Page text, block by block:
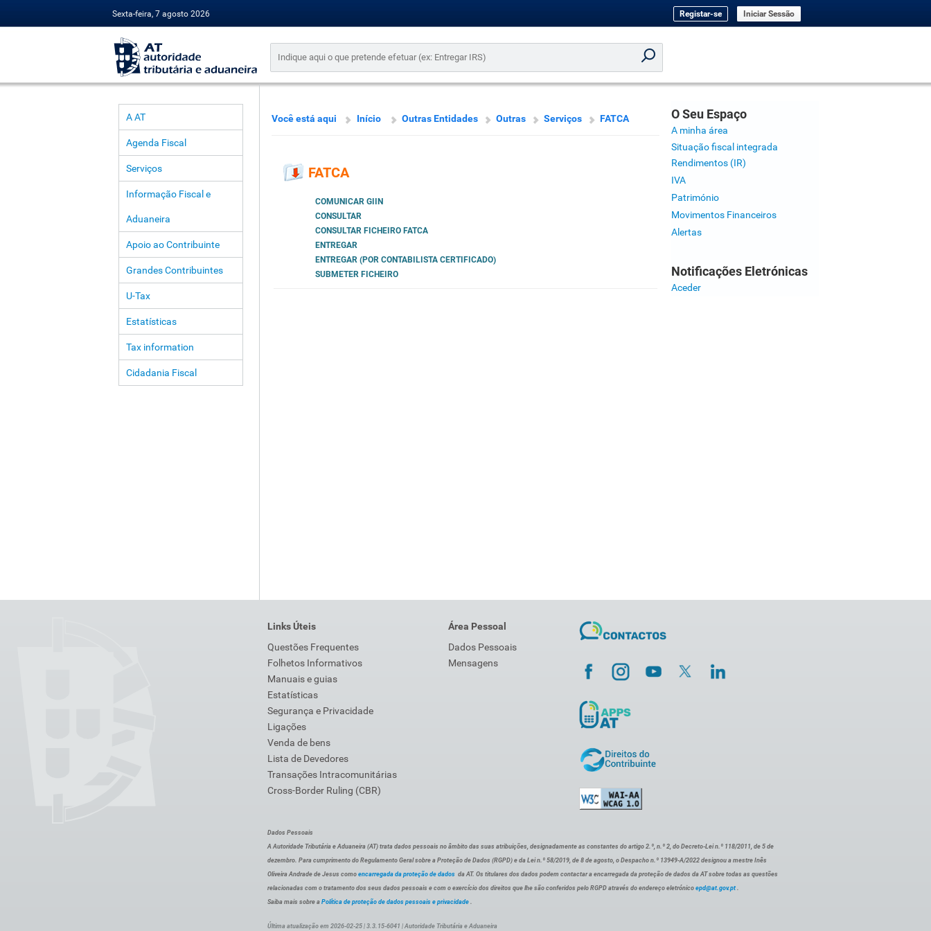
Sexta-feira, 7 agosto 2026 Registar-se Iniciar Sessão
A AT
Agenda Fiscal
Serviços
Informação Fiscal e
Aduaneira
Apoio ao Contribuinte
Grandes Contribuintes
U-Tax
Estatísticas
Tax information
Cidadania Fiscal
Você está aqui Início Outras Entidades Outras Serviços FATCA
FATCA
COMUNICAR GIIN
CONSULTAR
CONSULTAR FICHEIRO FATCA
ENTREGAR
ENTREGAR (POR CONTABILISTA CERTIFICADO)
SUBMETER FICHEIRO
O Seu Espaço
A minha área
Situação fiscal integrada
Rendimentos (IR)
IVA
Património
Movimentos Financeiros
Alertas
Notificações Eletrónicas
Aceder
Links Úteis
Questões Frequentes
Folhetos Informativos
Manuais e guias
Estatísticas
Segurança e Privacidade
Ligações
Venda de bens
Lista de Devedores
Transações Intracomunitárias
Cross-Border Ruling (CBR)
Área Pessoal
Dados Pessoais
Mensagens
Dados Pessoais
A Autoridade Tributária e Aduaneira (AT) trata dados pessoais no âmbito das suas atribuições, designadamente as constantes do artigo 2.º, n.º 2, do Decreto-Lei n.º 118/2011, de 5 de
dezembro. Para cumprimento do Regulamento Geral sobre a Proteção de Dados (RGPD) e da Lei n.º 58/2019, de 8 de agosto, o Despacho n.º 13949-A/2022 designou a mestre Inês
Oliveira Andrade de Jesus como encarregada da proteção de dados da AT. Os titulares dos dados podem contactar a encarregada da proteção de dados da AT sobre todas as questões
relacionadas com o tratamento dos seus dados pessoais e com o exercício dos direitos que lhe são conferidos pelo RGPD através do endereço eletrónico epd@at.gov.pt .
Saiba mais sobre a Política de proteção de dados pessoais e privacidade .
Última atualização em 2026-02-25 | 3.3.15-6041 | Autoridade Tributária e Aduaneira